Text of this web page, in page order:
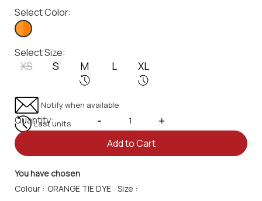
Select Color:
Select Size:
XS S M L XL
Notify when available
Last units
Quantity: - +
Add to Cart
You have chosen
Colour :
Size :